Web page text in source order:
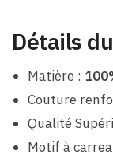
Détails
Matière :
Couture
Qualité
Motif à